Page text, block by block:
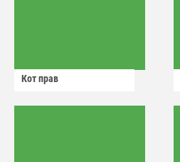
Кот прав